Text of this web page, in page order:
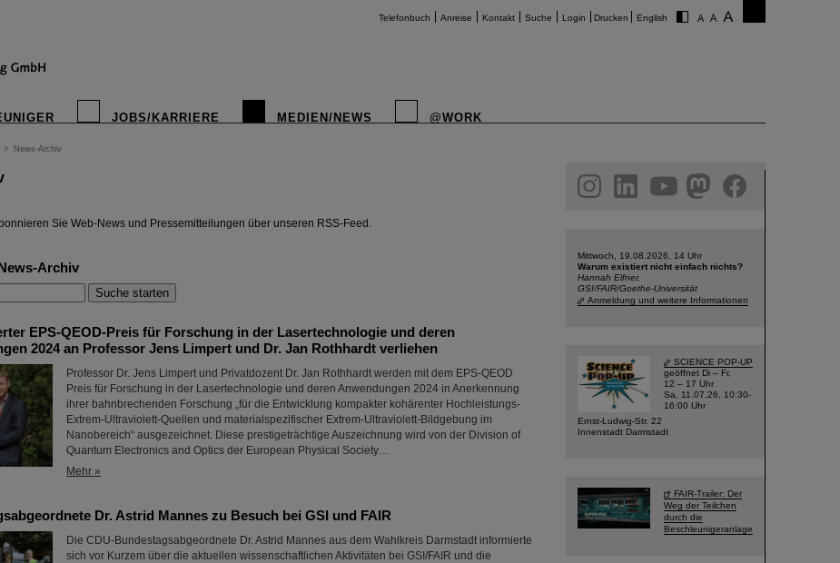
Telefonbuch Anreise Kontakt Suche Login Drucken English
JOBS/KARRIERE MEDIEN/NEWS @WORK
> News-Archiv
Sie Web-News und Pressemitteilungen über unseren RSS-Feed.
Archiv
EPS-QEOD-Preis für Forschung in der Lasertechnologie und deren
2024 an Professor Jens Limpert und Dr. Jan Rothhardt verliehen
Professor Dr. Jens Limpert und Privatdozent Dr. Jan Rothhardt werden mit dem EPS-QEOD
Preis für Forschung in der Lasertechnologie und deren Anwendungen 2024 in Anerkennung
ihrer bahnbrechenden Forschung „für die Entwicklung kompakter kohärenter Hochleistungs-
Extrem-Ultraviolett-Quellen und materialspezifischer Extrem-Ultraviolett-Bildgebung im
Nanobereich“ ausgezeichnet. Diese prestigeträchtige Auszeichnung wird von der Division of
Quantum Electronics and Optics der European Physical Society…
Mehr »
Dr. Astrid Mannes zu Besuch bei GSI und FAIR
Die CDU-Bundestagsabgeordnete Dr. Astrid Mannes aus dem Wahlkreis Darmstadt informierte
sich vor Kurzem über die aktuellen wissenschaftlichen Aktivitäten bei GSI/FAIR und die
facebook
Mittwoch, 19.08.2026, 14 Uhr
Warum existiert nicht einfach nichts?
Hannah Elfner,
GSI/FAIR/Goethe-Universität
Anmeldung und weitere Informationen
SCIENCE POP-UP
geöffnet Di – Fr,
12 – 17 Uhr
Sa, 11.07.26, 10:30-
16:00 Uhr
Ernst-Ludwig-Str. 22
Innenstadt Darmstadt
FAIR-Trailer: Der
Weg der Teilchen
durch die
Beschleunigeranlage